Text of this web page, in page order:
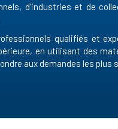
d’industries et de
qualifiés et
en utilisant des
aux demandes les